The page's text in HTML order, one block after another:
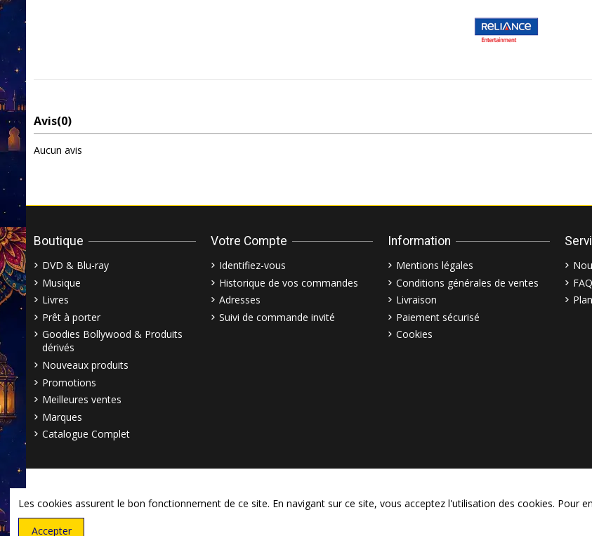
Avis(0)
Aucun avis
Boutique
DVD & Blu-ray
Musique
Livres
Prêt à porter
Goodies Bollywood & Produits
dérivés
Nouveaux produits
Promotions
Meilleures ventes
Marques
Catalogue Complet
Votre Compte
Identifiez-vous
Historique de vos commandes
Adresses
Suivi de commande invité
Information
Mentions légales
Conditions générales de ventes
Livraison
Paiement sécurisé
Cookies
FAQ
© Copyright 2003–2026
Les cookies assurent le bon fonctionnement de ce site. En navigant sur ce site, vous acceptez l'utilisation des cookies. Pour
Accepter